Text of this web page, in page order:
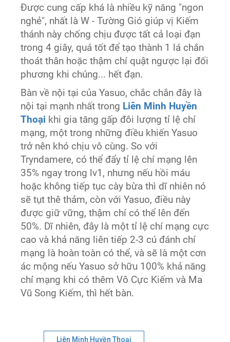
Được cung cấp khá là nhiều kỹ năng "ngon
nghẻ", nhất là W - Tường Gió giúp vị Kiếm
thánh này chống chịu được tất cả loại đạn
trong 4 giây, quá tốt để tạo thành 1 lá chắn
thoát thân hoặc thậm chí quật ngược lại đối
phương khi chúng... hết đạn.
Bàn về nội tại của Yasuo, chắc chắn đây là
nội tại mạnh nhất trong Liên Minh Huyền
Thoại khi gia tăng gấp đôi lượng tỉ lệ chí
mạng, một trong những điều khiến Yasuo
trở nên khó chịu vô cùng. So với
Tryndamere, có thể đẩy tỉ lệ chí mạng lên
35% ngay trong lv1, nhưng nếu hồi máu
hoặc không tiếp tục cày bừa thì dĩ nhiên nó
sẽ tụt thê thảm, còn với Yasuo, điều này
được giữ vững, thậm chí có thể lên đến
50%. Dĩ nhiên, đây là một tỉ lệ chí mạng cực
cao và khả năng liên tiếp 2-3 cú đánh chí
mạng là hoàn toàn có thể, và sẽ là một cơn
ác mộng nếu Yasuo sở hữu 100% khả năng
chí mạng khi có thêm Vô Cực Kiếm và Ma
Vũ Song Kiếm, thì hết bàn.
Liên Minh Huyền Thoại